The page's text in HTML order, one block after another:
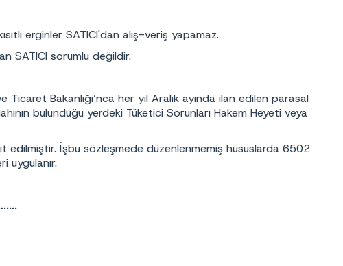
erginler SATICI'dan alış-veriş yapamaz.
SATICI sorumlu değildir.
Bakanlığı’nca her yıl Aralık ayında ilan edilen parasal
bulunduğu yerdeki Tüketici Sorunları Hakem Heyeti veya
İşbu sözleşmede düzenlenmemiş hususlarda 6502
uygulanır.